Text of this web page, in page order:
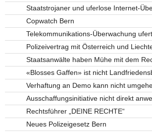
Staatstrojaner und uferlose Internet-
Copwatch Bern
Telekommunikations-Überwachung
Polizeivertrag mit Österreich und
Staatsanwälte haben Mühe mit dem
«Blosses Gaffen» ist nicht
Verhaftung an Demo kann nicht
Ausschaffungsinitiative nicht direkt
Rechtsführer „DEINE RECHTE“
Neues Polizeigesetz Bern